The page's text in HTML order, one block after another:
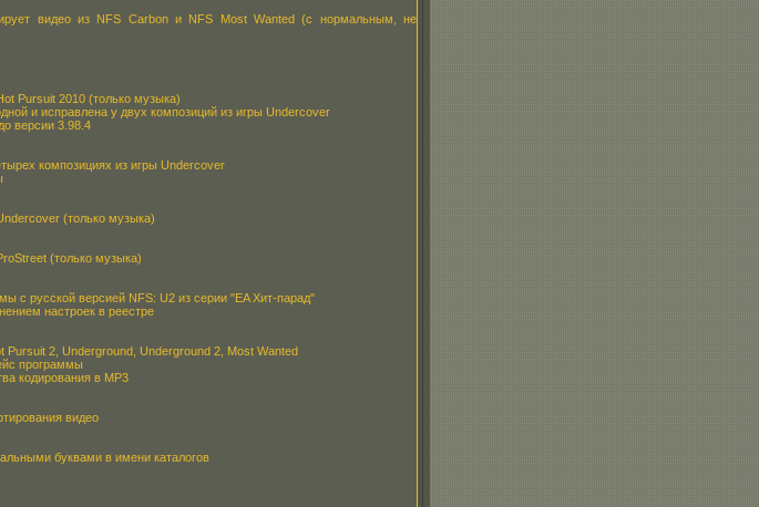
видео из NFS Carbon и NFS Most Wanted (с нормальным, не
Pursuit 2010 (только музыка)
и исправлена у двух композиций из игры Undercover
версии 3.98.4
композициях из игры Undercover
(только музыка)
(только музыка)
с русской версией NFS: U2 из серии "EA Хит-парад"
настроек в реестре
Pursuit 2, Underground, Underground 2, Most Wanted
программы
кодирования в MP3
видео
буквами в имени каталогов